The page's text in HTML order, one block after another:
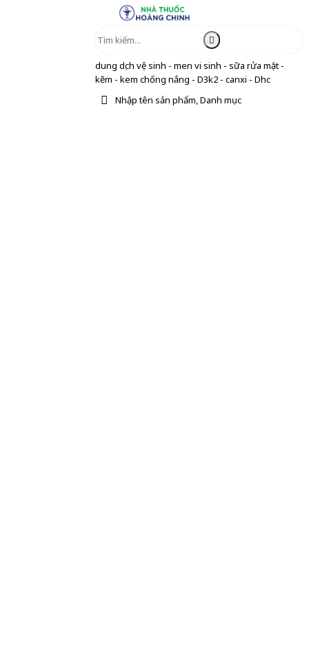
dung dịch vệ sinh - men vi sinh - sữa rửa mặt -
kẽm - kem chống nắng - D3k2 - canxi - Dhc
Nhập tên sản phẩm, Danh mục